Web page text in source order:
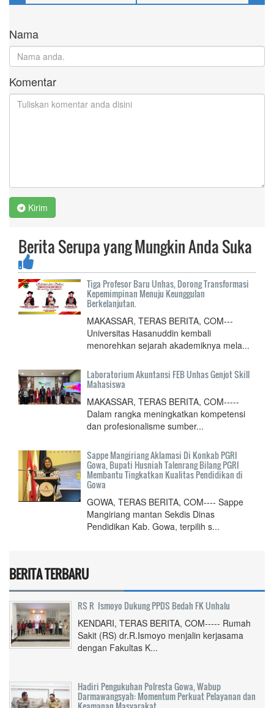
Nama
Komentar
Kirim
Berita Serupa yang Mungkin Anda Suka
Tiga Profesor Baru Unhas, Dorong Transformasi
Kepemimpinan Menuju Keunggulan
Berkelanjutan.
MAKASSAR, TERAS BERITA, COM---
Universitas Hasanuddin kembali
menorehkan sejarah akademiknya mela...
Laboratorium Akuntansi FEB Unhas Genjot Skill
Mahasiswa
MAKASSAR, TERAS BERITA, COM-----
Dalam rangka meningkatkan kompetensi
dan profesionalisme sumber...
Sappe Mangiriang Aklamasi Di Konkab PGRI
Gowa, Bupati Husniah Talenrang Bilang PGRI
Membantu Tingkatkan Kualitas Pendidikan di
Gowa
GOWA, TERAS BERITA, COM---- Sappe
Mangiriang mantan Sekdis Dinas
Pendidikan Kab. Gowa, terpilih s...
BERITA TERBARU
RS R Ismoyo Dukung PPDS Bedah FK Unhalu
KENDARI, TERAS BERITA, COM----- Rumah
Sakit (RS) dr.R.Ismoyo menjalin kerjasama
dengan Fakultas K...
Hadiri Pengukuhan Polresta Gowa, Wabup
Darmawangsyah: Momentum Perkuat Pelayanan dan